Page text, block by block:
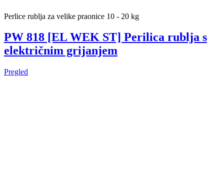
Perlice rublja za velike praonice 10 - 20 kg
PW 818 [EL WEK ST] Perilica rublja s
električnim grijanjem
Pregled